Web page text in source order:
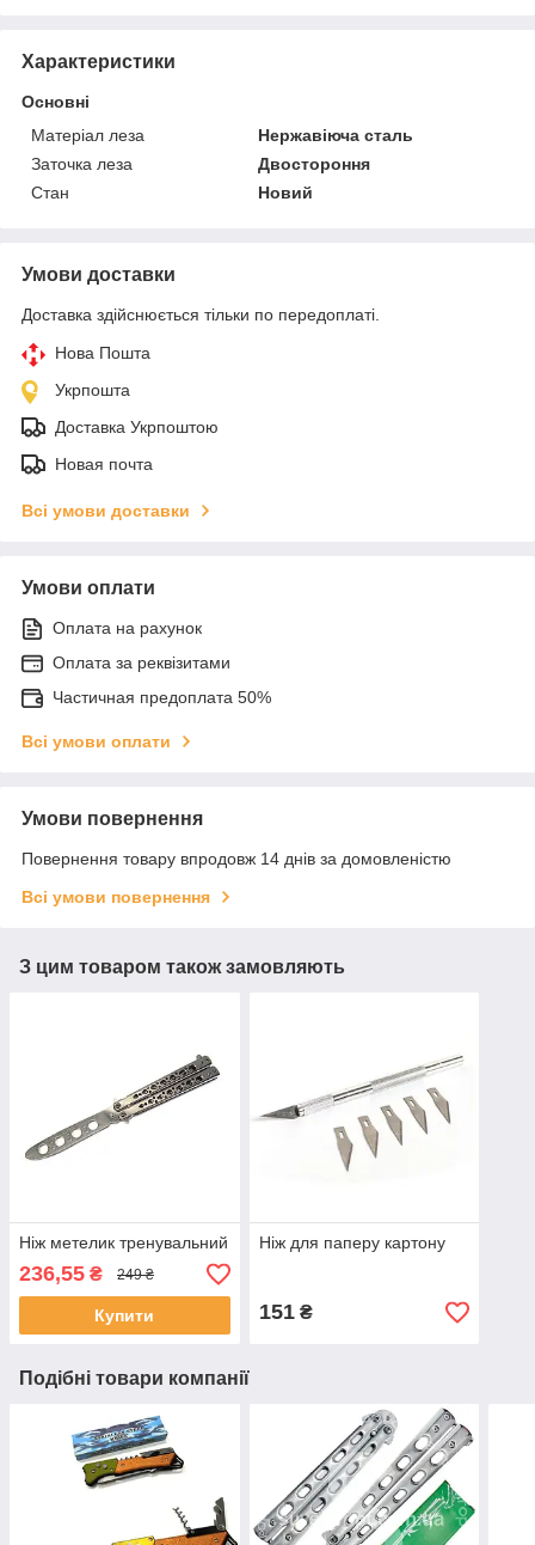
Характеристики
Основні
Матеріал леза
Нержавіюча сталь
Заточка леза
Двостороння
Стан
Новий
Умови доставки
Доставка здійснюється тільки по передоплаті.
Нова Пошта
Укрпошта
Доставка Укрпоштою
Новая почта
Всі умови доставки
Умови оплати
Оплата на рахунок
Оплата за реквізитами
Частичная предоплата 50%
Всі умови оплати
Умови повернення
Повернення товару впродовж 14 днів за домовленістю
Всі умови повернення
З цим товаром також замовляють
Ніж метелик тренувальний
236,55 ₴ 249 ₴
Купити
Ніж для паперу картону
151₴
Подібні товари компанії